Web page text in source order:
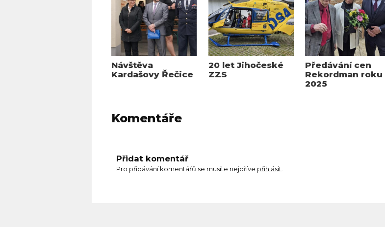
Návštěva
Kardašovy Řečice
20 let Jihočeské
ZZS
Předávání cen
Rekordman roku
2025
Komentáře
Přidat komentář
Pro přidávání komentářů se musíte nejdříve přihlásit